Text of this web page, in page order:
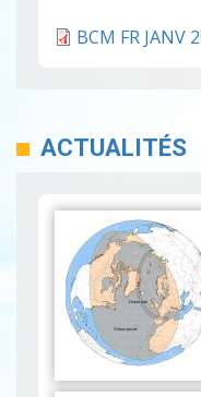
BCM FR JANV
ACTUALITÉS